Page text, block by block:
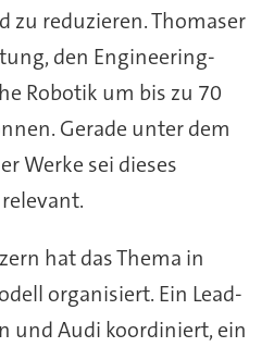
zu reduzieren. Thomaser
den Engineering-
Robotik um bis zu 70
Gerade unter dem
Werke sei dieses
hat das Thema in
organisiert. Ein Lead-
und Audi koordiniert, ein